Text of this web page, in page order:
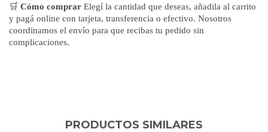
🛒 Cómo comprar Elegí la cantidad que deseas, añadila al carrito
y pagá online con tarjeta, transferencia o efectivo. Nosotros
coordinamos el envío para que recibas tu pedido sin
complicaciones.
PRODUCTOS SIMILARES